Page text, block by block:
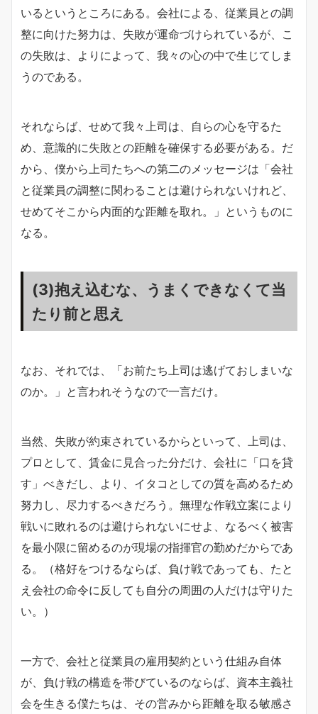
いるというところにある。会社による、従業員との調
整に向けた努力は、失敗が運命づけられているが、こ
の失敗は、よりによって、我々の心の中で生じてしま
うのである。
それならば、せめて我々上司は、自らの心を守るた
め、意識的に失敗との距離を確保する必要がある。だ
から、僕から上司たちへの第二のメッセージは「会社
と従業員の調整に関わることは避けられないけれど、
せめてそこから内面的な距離を取れ。」というものに
なる。
(3)抱え込むな、うまくできなくて当
たり前と思え
なお、それでは、「お前たち上司は逃げておしまいな
のか。」と言われそうなので一言だけ。
当然、失敗が約束されているからといって、上司は、
プロとして、賃金に見合った分だけ、会社に「口を貸
す」べきだし、より、イタコとしての質を高めるため
努力し、尽力するべきだろう。無理な作戦立案により
戦いに敗れるのは避けられないにせよ、なるべく被害
を最小限に留めるのが現場の指揮官の勤めだからであ
る。（格好をつけるならば、負け戦であっても、たと
え会社の命令に反しても自分の周囲の人だけは守りた
い。）
一方で、会社と従業員の雇用契約という仕組み自体
が、負け戦の構造を帯びているのならば、資本主義社
会を生きる僕たちは、その営みから距離を取る敏感さ